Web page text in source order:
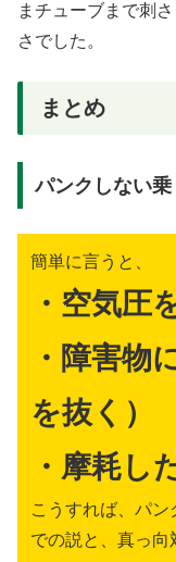
まチューブまで刺
さでした。
まとめ
パンクしない乗
簡単に言うと、
・空気圧
・障害物
を抜く）
・摩耗し
こうすれば、パン
での説と、真っ向